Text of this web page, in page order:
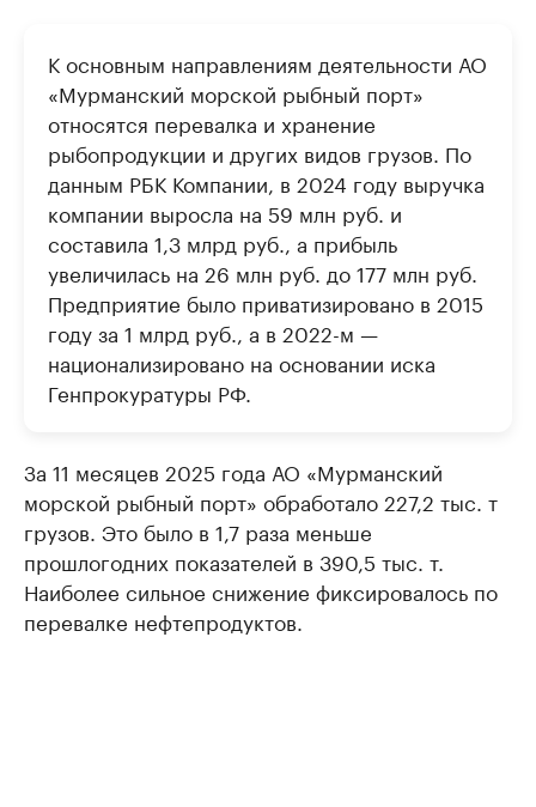
К основным направлениям деятельности АО
«Мурманский морской рыбный порт»
относятся перевалка и хранение
рыбопродукции и других видов грузов. По
данным РБК Компании, в 2024 году выручка
компании выросла на 59 млн руб. и
составила 1,3 млрд руб., а прибыль
увеличилась на 26 млн руб. до 177 млн руб.
Предприятие было приватизировано в 2015
году за 1 млрд руб., а в 2022-м —
национализировано на основании иска
Генпрокуратуры РФ.
За 11 месяцев 2025 года АО «Мурманский
морской рыбный порт» обработало 227,2 тыс. т
грузов. Это было в 1,7 раза меньше
прошлогодних показателей в 390,5 тыс. т.
Наиболее сильное снижение фиксировалось по
перевалке нефтепродуктов.